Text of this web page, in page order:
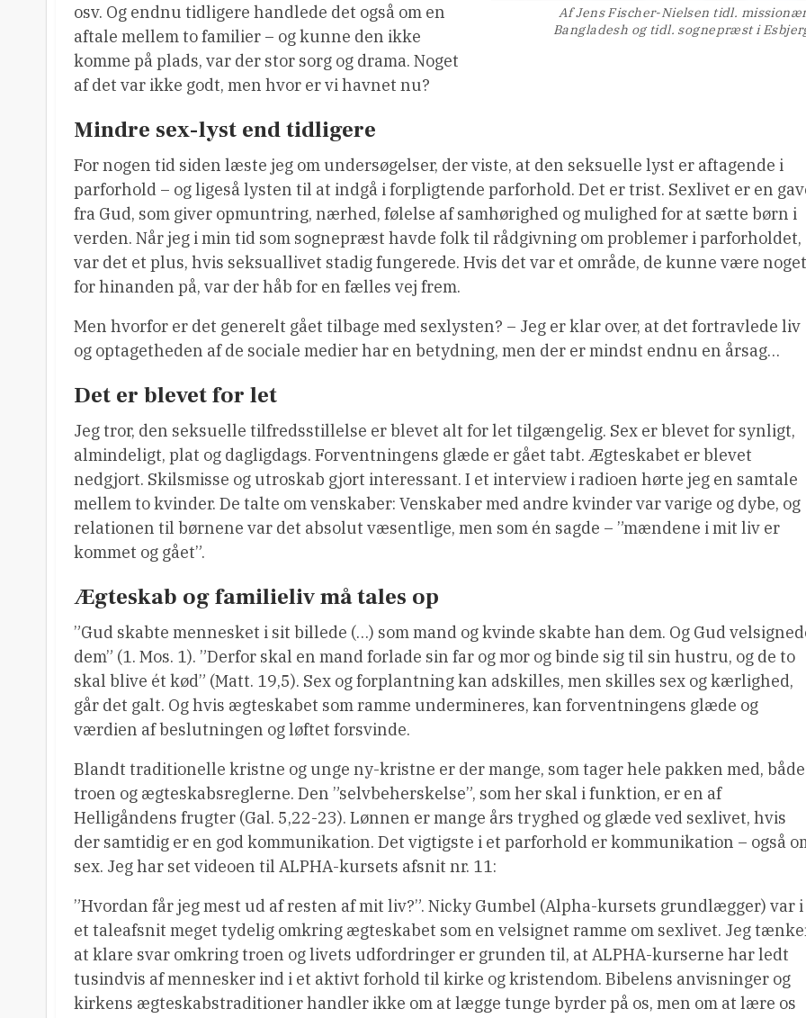
Af Jens Fischer-Nielsen tidl.
Bangladesh og tidl. sognepræst i
osv. Og endnu tidligere handlede det også om en
aftale mellem to familier – og kunne den ikke
komme på plads, var der stor sorg og drama. Noget
af det var ikke godt, men hvor er vi havnet nu?
Mindre sex-lyst end tidligere
For nogen tid siden læste jeg om undersøgelser, der viste, at den seksuelle lyst er aftagende i
parforhold – og ligeså lysten til at indgå i forpligtende parforhold. Det er trist. Sexlivet er en
fra Gud, som giver opmuntring, nærhed, følelse af samhørighed og mulighed for at sætte børn i
verden. Når jeg i min tid som sognepræst havde folk til rådgivning om problemer i parforholdet,
var det et plus, hvis seksuallivet stadig fungerede. Hvis det var et område, de kunne være noget
for hinanden på, var der håb for en fælles vej frem.
Men hvorfor er det generelt gået tilbage med sexlysten? – Jeg er klar over, at det fortravlede liv
og optagetheden af de sociale medier har en betydning, men der er mindst endnu en årsag…
Det er blevet for let
Jeg tror, den seksuelle tilfredsstillelse er blevet alt for let tilgængelig. Sex er blevet for synligt,
almindeligt, plat og dagligdags. Forventningens glæde er gået tabt. Ægteskabet er blevet
nedgjort. Skilsmisse og utroskab gjort interessant. I et interview i radioen hørte jeg en samtale
mellem to kvinder. De talte om venskaber: Venskaber med andre kvinder var varige og dybe, og
relationen til børnene var det absolut væsentlige, men som én sagde – ”mændene i mit liv er
kommet og gået”.
Ægteskab og familieliv må tales op
”Gud skabte mennesket i sit billede (…) som mand og kvinde skabte han dem. Og Gud
dem” (1. Mos. 1). ”Derfor skal en mand forlade sin far og mor og binde sig til sin hustru, og de to
skal blive ét kød” (Matt. 19,5). Sex og forplantning kan adskilles, men skilles sex og kærlighed,
går det galt. Og hvis ægteskabet som ramme undermineres, kan forventningens glæde og
værdien af beslutningen og løftet forsvinde.
Blandt traditionelle kristne og unge ny-kristne er der mange, som tager hele pakken med, både
troen og ægteskabsreglerne. Den ”selvbeherskelse”, som her skal i funktion, er en af
Helligåndens frugter (Gal. 5,22-23). Lønnen er mange års tryghed og glæde ved sexlivet, hvis
der samtidig er en god kommunikation. Det vigtigste i et parforhold er kommunikation – også
sex. Jeg har set videoen til ALPHA-kursets afsnit nr. 11:
”Hvordan får jeg mest ud af resten af mit liv?”. Nicky Gumbel (Alpha-kursets grundlægger) var i
et taleafsnit meget tydelig omkring ægteskabet som en velsignet ramme om sexlivet. Jeg
at klare svar omkring troen og livets udfordringer er grunden til, at ALPHA-kurserne har ledt
tusindvis af mennesker ind i et aktivt forhold til kirke og kristendom. Bibelens anvisninger og
kirkens ægteskabstraditioner handler ikke om at lægge tunge byrder på os, men om at lære os